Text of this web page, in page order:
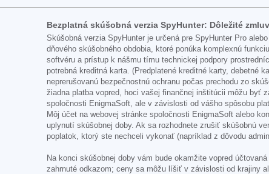
Bezplatná skúšobná verzia SpyHunter: Dôležité
Skúšobná verzia SpyHunter je určená pre SpyHunter Pro
dňového skúšobného obdobia, ktoré ponúka komplexnú
softvéru a prístup k nášmu tímu technickej podpory
potrebná kreditná karta. (Predplatené kreditné karty,
neprerušovanú bezpečnostnú ochranu počas prechodu zo
žiadna platba vopred, hoci vašej finančnej inštitúcii môžu byť
spoločnosti EnigmaSoft, ale v závislosti od vášho spôsobu
Môj účet na webovej stránke spoločnosti EnigmaSoft alebo
uplynutí skúšobnej doby. Ak sa rozhodnete zrušiť skúšobnú
poplatok, ktorý ste nechceli vykonať (napríklad z dôvodu
Na konci skúšobnej doby vám bude okamžite vopred
zahrnuté odkazom; ceny sa môžu líšiť v závislosti od krajiny